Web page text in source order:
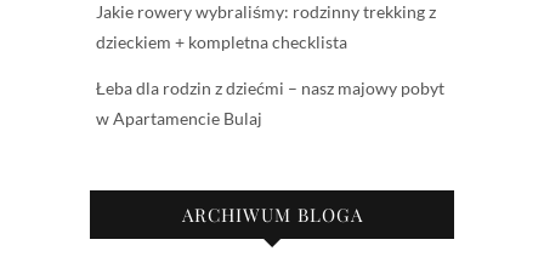
Jakie rowery wybraliśmy: rodzinny trekking z
dzieckiem + kompletna checklista
Łeba dla rodzin z dziećmi – nasz majowy pobyt
w Apartamencie Bulaj
ARCHIWUM BLOGA